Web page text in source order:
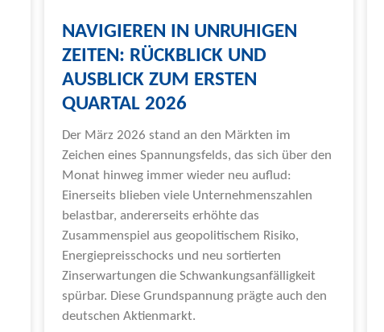
NAVIGIEREN IN UNRUHIGEN
ZEITEN: RÜCKBLICK UND
AUSBLICK ZUM ERSTEN
QUARTAL 2026
Der März 2026 stand an den Märkten im
Zeichen eines Spannungsfelds, das sich über den
Monat hinweg immer wieder neu auflud:
Einerseits blieben viele Unternehmenszahlen
belastbar, andererseits erhöhte das
Zusammenspiel aus geopolitischem Risiko,
Energiepreisschocks und neu sortierten
Zinserwartungen die Schwankungsanfälligkeit
spürbar. Diese Grundspannung prägte auch den
deutschen Aktienmarkt.